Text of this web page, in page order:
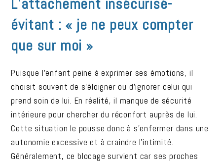
L’attachement insécurisé-
évitant : « je ne peux compter
que sur moi »
Puisque l’enfant peine à exprimer ses émotions, il
choisit souvent de s’éloigner ou d’ignorer celui qui
prend soin de lui. En réalité, il manque de sécurité
intérieure pour chercher du réconfort auprès de lui.
Cette situation le pousse donc à s’enfermer dans une
autonomie excessive et à craindre l’intimité.
Généralement, ce blocage survient car ses proches